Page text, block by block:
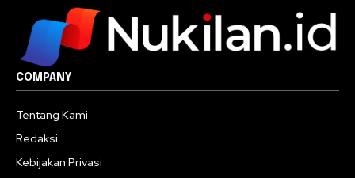
COMPANY
Tentang Kami
Redaksi
Kebijakan Privasi